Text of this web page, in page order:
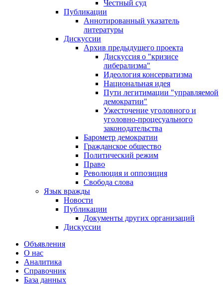
Честный суд
Публикации
Аннотированный указатель
литературы
Дискуссии
Архив предыдущего проекта
Дискуссия о "кризисе
либерализма"
Идеология консерватизма
Национальная идея
Пути легитимации "управляемой
демократии"
Ужесточение уголовного и
уголовно-процесуального
законодательства
Барометр демократии
Гражданское общество
Политический режим
Право
Революция и оппозиция
Свобода слова
Язык вражды
Новости
Публикации
Документы других организаций
Дискуссии
Объявления
О нас
Аналитика
Справочник
База данных